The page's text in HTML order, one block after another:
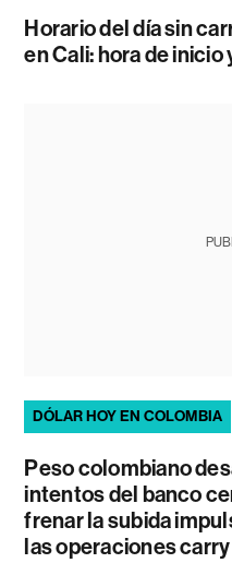
Horario del día sin
en Cali: hora de inicio
DÓLAR HOY EN COLOMBIA
Peso colombiano
intentos del banco
frenar la subida
las operaciones